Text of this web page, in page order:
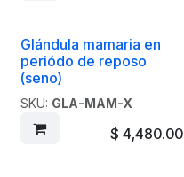
Glándula mamaria en
periódo de reposo
(seno)
SKU: GLA-MAM-X
$4,480.00